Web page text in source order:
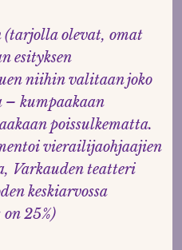
(tarjolla olevat, omat
esityksen
niihin valitaan joko
– kumpaakaan
poissulkematta.
vierailijaohjaajien
Varkauden teatteri
keskiarvossa
25%)